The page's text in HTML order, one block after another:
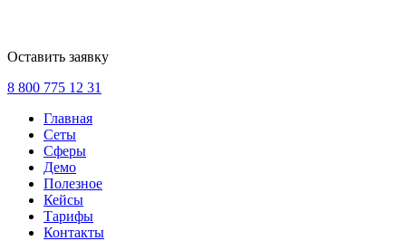
Оставить заявку
8 800 775 12 31
Главная
Сеты
Сферы
Демо
Полезное
Кейсы
Тарифы
Контакты